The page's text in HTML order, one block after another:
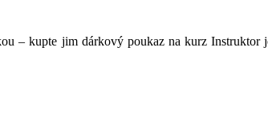
– kupte jim dárkový poukaz na kurz